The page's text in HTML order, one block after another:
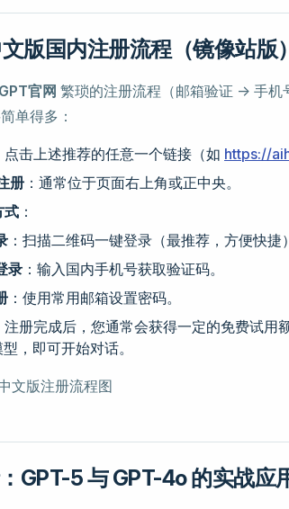
版国内注册流程（镜像站版）
官网 繁琐的注册流程（邮箱验证 -> 手
单得多：
点击上述推荐的任意一个链接（如 https://
册 ：通常位于页面右上角或正中央。
式 ：
：扫描二维码一键登录（最推荐，方便快捷
录 ：输入国内手机号获取验证码。
：使用常用邮箱设置密码。
注册完成后，您通常会获得一定的免费试用
，即可开始对话。
GPT-5 与 GPT-4o 的实战应